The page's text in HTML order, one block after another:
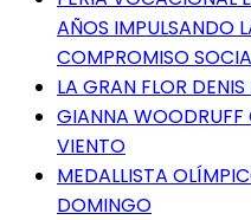
AÑOS IMPULSANDO
COMPROMISO
LA GRAN FLOR
GIANNA WOODRUFF
VIENTO
MEDALLISTA
DOMINGO